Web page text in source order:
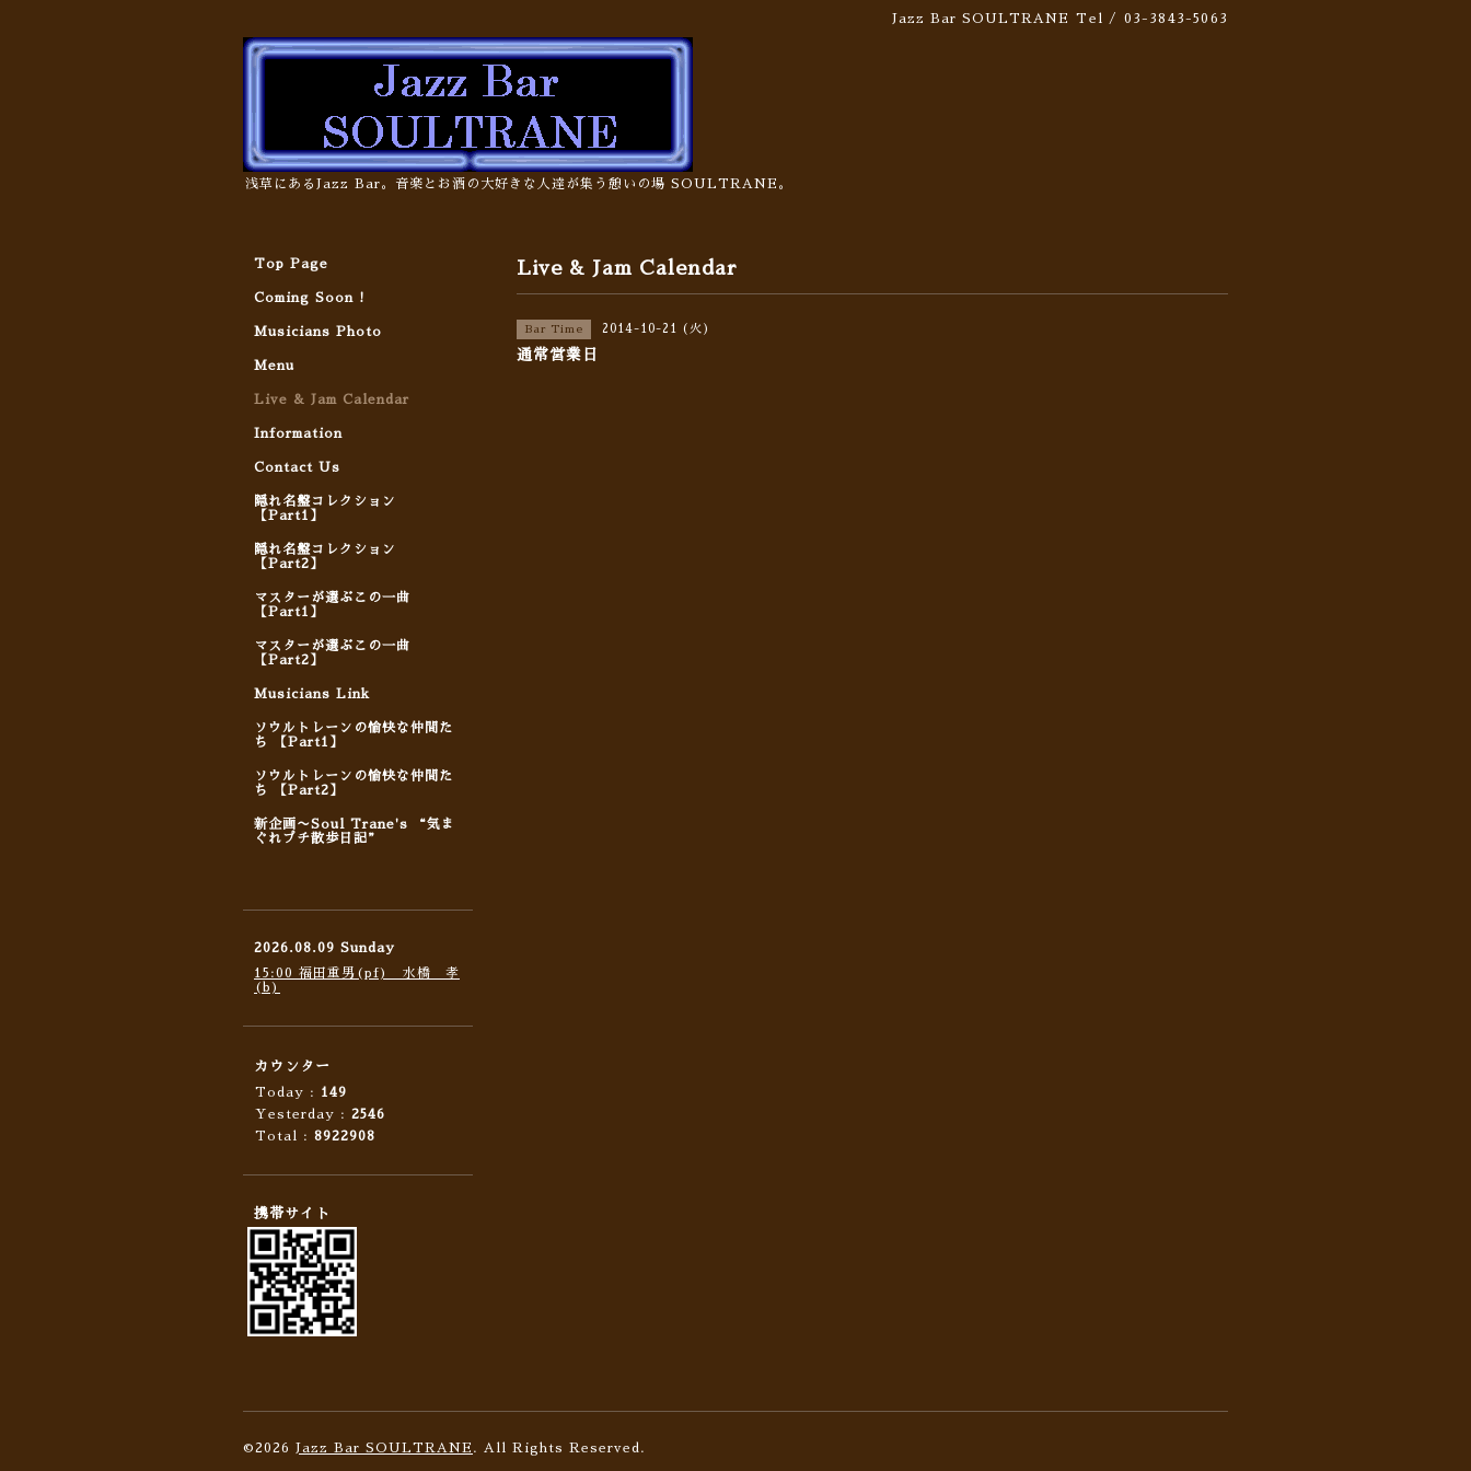
Jazz Bar SOULTRANE Tel / 03-3843-5063
浅草にあるJazz Bar。音楽とお酒の大好きな人達が集う憩いの場 SOULTRANE。
Live & Jam Calendar
Bar Time 2014-10-21 (火)
通常営業日
Top Page
Coming Soon !
Musicians Photo
Menu
Live & Jam Calendar
Information
Contact Us
隠れ名盤コレクション
【Part1】
隠れ名盤コレクション
【Part2】
マスターが選ぶこの一曲
【Part1】
マスターが選ぶこの一曲
【Part2】
Musicians Link
ソウルトレーンの愉快な仲間た
ち 【Part1】
ソウルトレーンの愉快な仲間た
ち 【Part2】
新企画〜Soul Trane's “気ま
ぐれプチ散歩日記”
2026.08.09 Sunday
15:00 福田重男(pf) 水橋 孝
(b)
カウンター
Today : 149
Yesterday : 2546
Total : 8922908
携帯サイト
©2026 Jazz Bar SOULTRANE . All Rights Reserved.